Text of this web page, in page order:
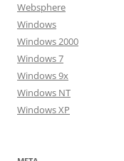
Websphere
Windows
Windows 2000
Windows 7
Windows 9x
Windows NT
Windows XP